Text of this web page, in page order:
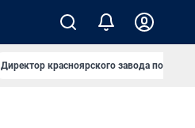
Директор красноярского завода под